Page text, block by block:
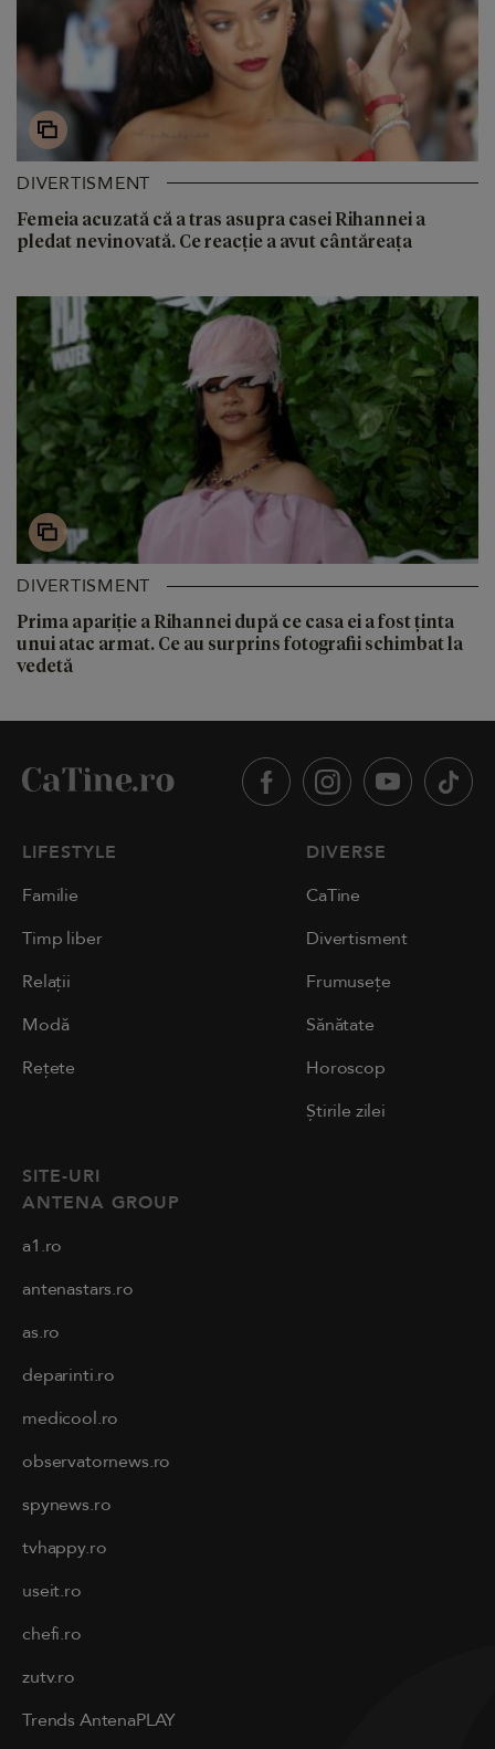
DIVERTISMENT
Femeia acuzată că a tras asupra casei Rihannei a
pledat nevinovată. Ce reacție a avut cântăreața
DIVERTISMENT
Prima apariție a Rihannei după ce casa ei a fost ținta
unui atac armat. Ce au surprins fotografii schimbat la
vedetă
LIFESTYLE
Familie
Timp liber
Relații
Modă
Rețete
DIVERSE
CaTine
Divertisment
Frumusețe
Sănătate
Horoscop
Știrile zilei
SITE-URI
ANTENA GROUP
a1.ro
antenastars.ro
as.ro
deparinti.ro
medicool.ro
observatornews.ro
spynews.ro
tvhappy.ro
useit.ro
chefi.ro
zutv.ro
Trends AntenaPLAY